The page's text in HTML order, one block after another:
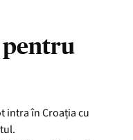
intra în Croația cu